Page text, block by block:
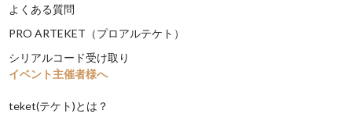
よくある質問
PRO ARTEKET（プロアルテケト）
シリアルコード受け取り
イベント主催者様へ
teket(テケト)とは？